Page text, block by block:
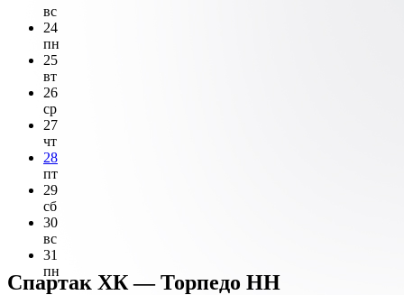
вс
24
пн
25
вт
26
ср
27
чт
28
пт
29
сб
30
вс
31
пн
Спартак ХК — Торпедо НН